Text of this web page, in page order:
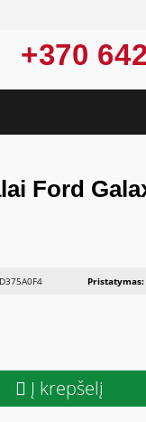
+370
Ford
Pristatymas:
Į krepšelį